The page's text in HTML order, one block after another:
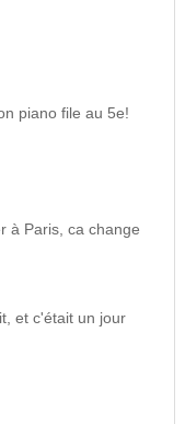
piano file au 5e!
à Paris, ca change
et c'était un jour